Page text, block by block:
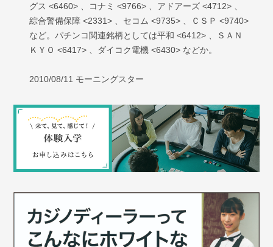
グス <6460> 、コナミ <9766> 、アドアーズ <4712> 、
綜合警備保障 <2331> 、セコム <9735> 、ＣＳＰ <9740>
など。パチンコ関連銘柄としては平和 <6412> 、ＳＡＮ
ＫＹＯ <6417> 、ダイコク電機 <6430> などか。
2010/08/11 モーニングスター